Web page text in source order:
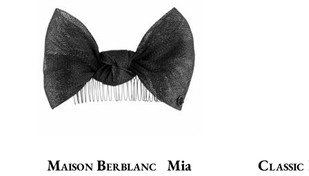
Maison Berblanc Mia